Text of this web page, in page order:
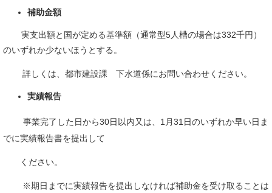
補助金額
実支出額と国が定める基準額（通常型5人槽の場合は332千円）
のいずれか少ないほうとする。
詳しくは、都市建設課 下水道係にお問い合わせください。
実績報告
事業完了した日から30日以内又は、1月31日のいずれか早い日ま
でに実績報告書を提出して
ください。
※期日までに実績報告を提出しなければ補助金を受け取ることは